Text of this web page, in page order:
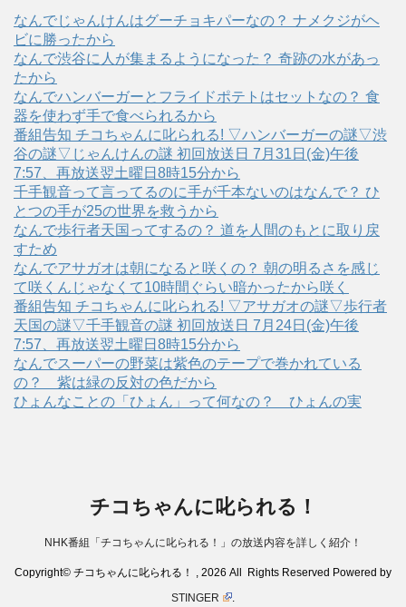
なんでじゃんけんはグーチョキパーなの？ ナメクジがヘ
ビに勝ったから
なんで渋谷に人が集まるようになった？ 奇跡の水があっ
たから
なんでハンバーガーとフライドポテトはセットなの？ 食
器を使わず手で食べられるから
番組告知 チコちゃんに叱られる! ▽ハンバーガーの謎▽渋
谷の謎▽じゃんけんの謎 初回放送日 7月31日(金)午後
7:57、再放送翌土曜日8時15分から
千手観音って言ってるのに手が千本ないのはなんで？ ひ
とつの手が25の世界を救うから
なんで歩行者天国ってするの？ 道を人間のもとに取り戻
すため
なんでアサガオは朝になると咲くの？ 朝の明るさを感じ
て咲くんじゃなくて10時間ぐらい暗かったから咲く
番組告知 チコちゃんに叱られる! ▽アサガオの謎▽歩行者
天国の謎▽千手観音の謎 初回放送日 7月24日(金)午後
7:57、再放送翌土曜日8時15分から
なんでスーパーの野菜は紫色のテープで巻かれている
の？ 紫は緑の反対の色だから
ひょんなことの「ひょん」って何なの？ ひょんの実
チコちゃんに叱られる！
NHK番組「チコちゃんに叱られる！」の放送内容を詳しく紹介！
Copyright© チコちゃんに叱られる！ , 2026 All Rights Reserved Powered by
STINGER
.